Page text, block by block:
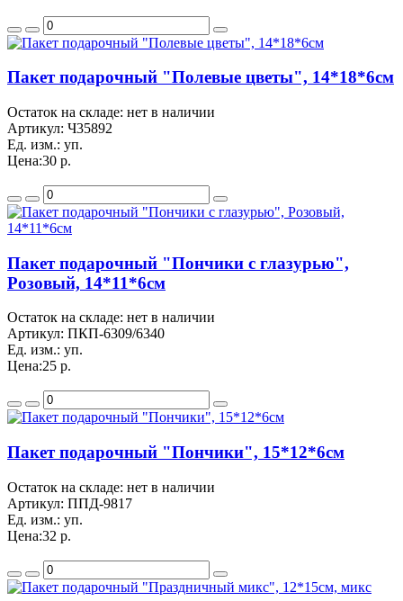
Пакет подарочный "Полевые цветы", 14*18*6см
Остаток на складе: нет в наличии
Артикул: Ч35892
Ед. изм.: уп.
Цена:30 р.
Пакет подарочный "Пончики с глазурью",
Розовый, 14*11*6см
Остаток на складе: нет в наличии
Артикул: ПКП-6309/6340
Ед. изм.: уп.
Цена:25 р.
Пакет подарочный "Пончики", 15*12*6см
Остаток на складе: нет в наличии
Артикул: ППД-9817
Ед. изм.: уп.
Цена:32 р.